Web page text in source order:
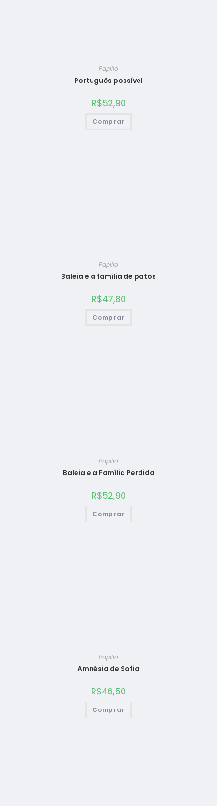
Papilio
Português possível
R$52,90
Comprar
Papilio
Baleia e a família de patos
R$47,80
Comprar
Papilio
Baleia e a Família Perdida
R$52,90
Comprar
Papilio
Amnésia de Sofia
R$46,50
Comprar